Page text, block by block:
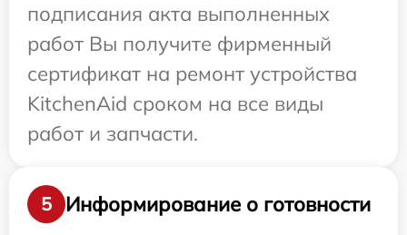
подписания акта выполненных
работ Вы получите фирменный
сертификат на ремонт устройства
KitchenAid сроком на все виды
работ и запчасти.
5
Информирование о готовности